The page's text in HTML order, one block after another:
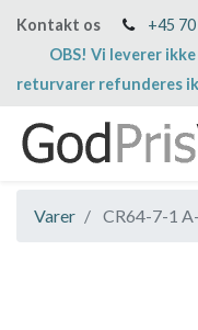
Kontakt os +45
OBS! Vi leverer
returvarer refunderes
Varer CR64-7-1